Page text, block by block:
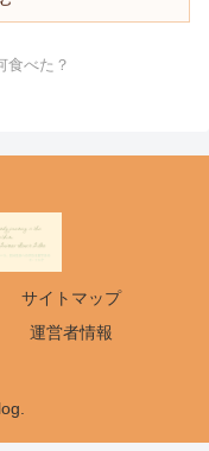
食べた？
サイトマップ
運営者情報